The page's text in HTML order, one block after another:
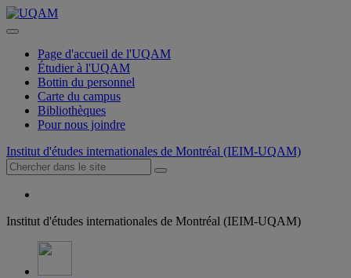
Page d'accueil de l'UQAM
Étudier à l'UQAM
Bottin du personnel
Carte du campus
Bibliothèques
Pour nous joindre
Institut d'études internationales de Montréal (IEIM-UQAM)
Institut d'études internationales de Montréal (IEIM-UQAM)